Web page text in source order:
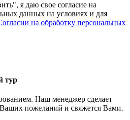
я даю свое согласие на
данных на условиях и для
на обработку персональных
тур
Наш менеджер сделает
пожеланий и свяжется Вами.